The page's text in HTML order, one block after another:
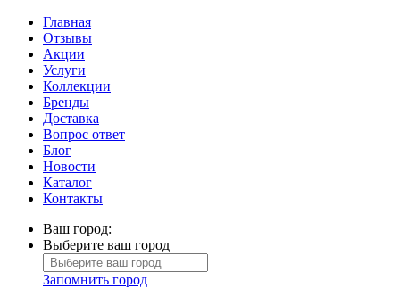
Главная
Отзывы
Акции
Услуги
Коллекции
Бренды
Доставка
Вопрос ответ
Блог
Новости
Каталог
Контакты
Ваш город:
Выберите ваш город
Запомнить город